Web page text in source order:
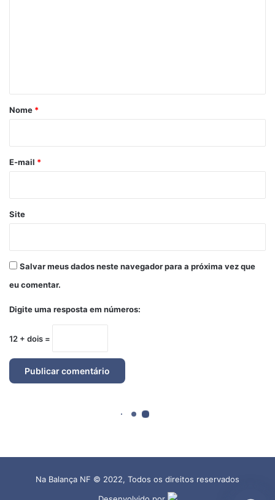
Na Balança NF © 2022, Todos os direitos reservados